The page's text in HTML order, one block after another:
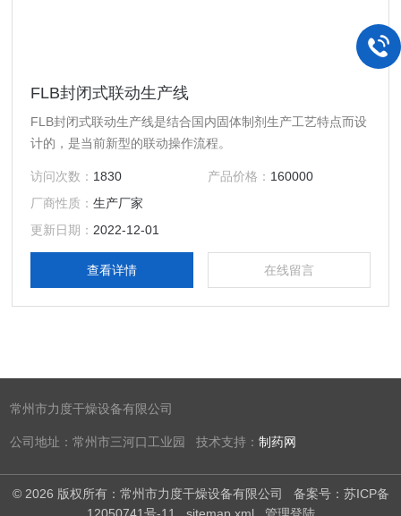
FLB封闭式联动生产线
FLB封闭式联动生产线是结合国内固体制剂生产工艺特点而设
计的，是当前新型的联动操作流程。
访问次数： 1830 产品价格： 160000
厂商性质：生产厂家
更新日期： 2022-12-01
查看详情 在线留言
常州市力度干燥设备有限公司
公司地址：常州市三河口工业园 技术支持：制药网
© 2026 版权所有：常州市力度干燥设备有限公司 备案号：苏ICP备